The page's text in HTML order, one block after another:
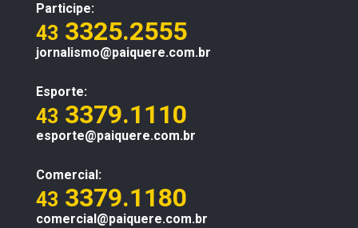
Participe:
43 3325.2555
jornalismo@paiquere.com.br
Esporte:
43 3379.1110
esporte@paiquere.com.br
Comercial:
43 3379.1180
comercial@paiquere.com.br